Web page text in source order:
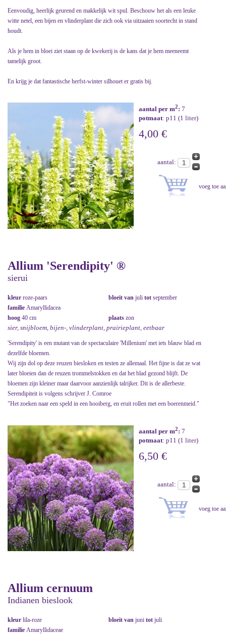
Eenvoudig, heerlijk geurend en makkelijk wit spul. Beschouw het als een leuke
witte netel, een bijen en vlinderplant die zich ook via uitzaaien soortecht in stand
houdt.
Als je hem in bloei ziet staan op de kwekerij is de kans dat je hem meeneemt
tamelijk groot.
En krijg je dat fantastische herfst-winter silhouet er gratis bij.
aantal per m2: 7
potmaat: p11 (1 liter)
4,00 €
aantal:
Allium 'Serendipity' ®
sierui
kleur roze-paars bloeit van juli tot september
familie Amaryllidacea
hoog 40 cm plaats zon
sier, snijbloem, bijen-, vlinderplant, prairieplant, eetbaar
'Serendipity' is een mutant van de spectaculaire 'Millenium' met iets blauw blad en
dezelfde bloemen.
Wij zijn dol op deze reuzen biesloken en testen ze allemaal. Het fijne is dat ze wat
later bloeien dan de reuzen trommelstokken en dat het blad gezond blijft. De
bloemen zijn kleiner maar daarvoor aanzienlijk talrijker. Dit is de allerbeste.
Serendipiteit is volgens schrijver J. Comroe
"Het zoeken naar een speld in een hooiberg, en eruit rollen met een boerenmeid."
aantal per m2: 7
potmaat: p11 (1 liter)
6,50 €
aantal:
Allium cernuum
Indianen bieslook
kleur lila-roze bloeit van juni tot juli
familie Amaryllidaceae